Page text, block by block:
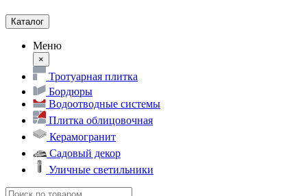
Каталог
Меню
×
Тротуарная плитка
Бордюры
Водоотводные системы
Плитка облицовочная
Керамогранит
Садовый декор
Уличные светильники